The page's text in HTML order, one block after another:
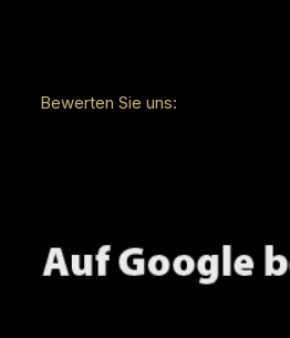
Bewerten Sie uns: